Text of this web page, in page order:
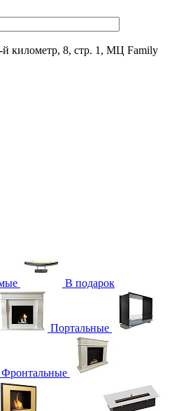
километр, 8, стр. 1, МЦ Family
В подарок
Портальные
Фронтальные